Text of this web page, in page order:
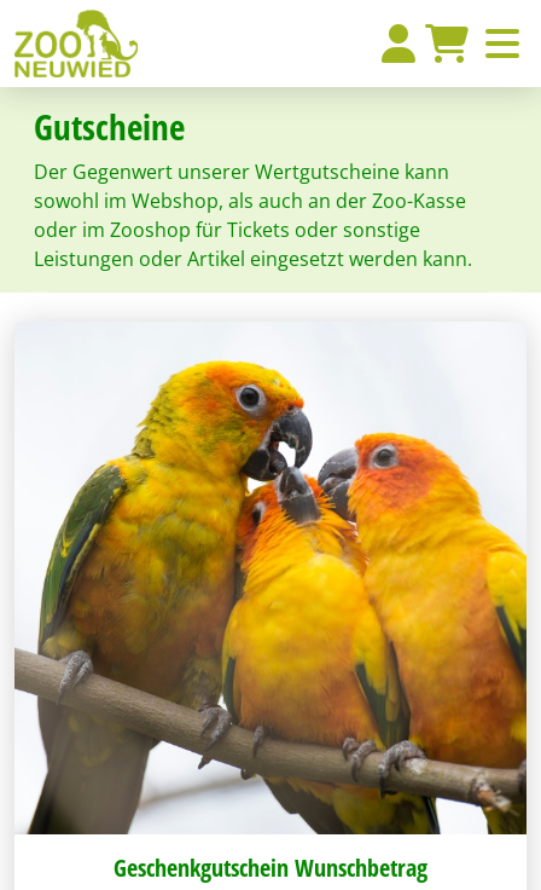
Gutscheine
Der Gegenwert unserer Wertgutscheine kann
sowohl im Webshop, als auch an der Zoo-Kasse
oder im Zooshop für Tickets oder sonstige
Leistungen oder Artikel eingesetzt werden kann.
Geschenkgutschein Wunschbetrag